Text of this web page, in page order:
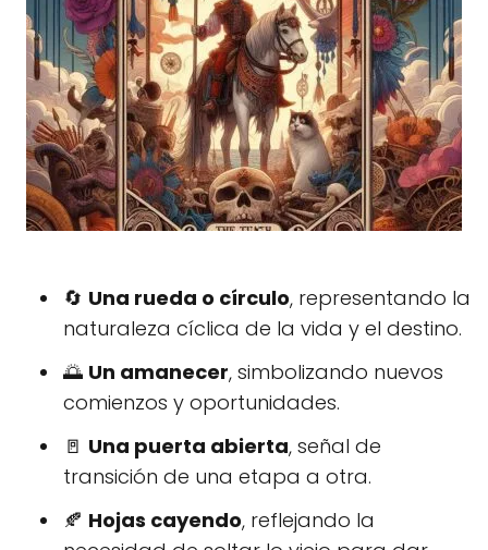
🔄 Una rueda o círculo, representando la
naturaleza cíclica de la vida y el destino.
🌅 Un amanecer, simbolizando nuevos
comienzos y oportunidades.
🚪 Una puerta abierta, señal de
transición de una etapa a otra.
🍂 Hojas cayendo, reflejando la